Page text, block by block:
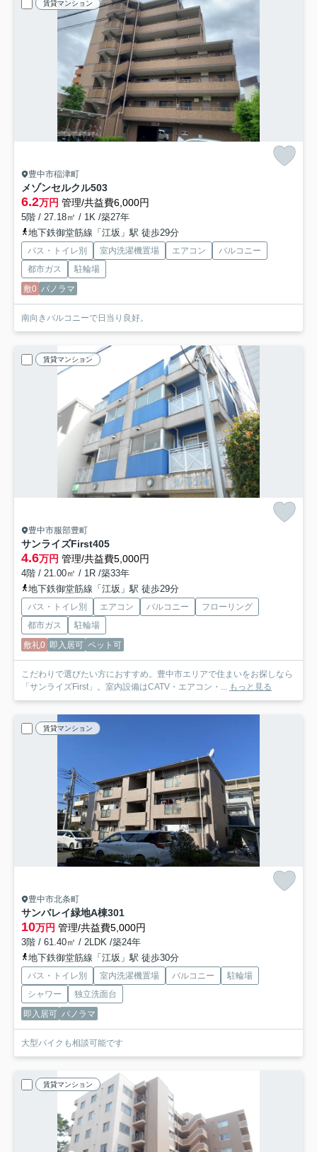
賃貸マンション
豊中市稲津町
メゾンセルクル503
6.2万円 管理/共益費6,000円
5階 / 27.18㎡ / 1K /築27年
地下鉄御堂筋線「江坂」駅 徒歩29分
バス・トイレ別 室内洗濯機置場 エアコン
バルコニー
都市ガス
駐輪場
敷0 パノラマ
南向きバルコニーで日当り良好。
賃貸マンション
豊中市服部豊町
サンライズFirst405
4.6万円 管理/共益費5,000円
4階 / 21.00㎡ / 1R /築33年
地下鉄御堂筋線「江坂」駅 徒歩29分
バス・トイレ別 エアコン バルコニー
フローリング
都市ガス
駐輪場
敷礼0 即入居可 ペット可
こだわりで選びたい方におすすめ。豊中市エリアで住まいをお探しなら
「サンライズFirst」。室内設備はCATV・エアコン・... もっと見る
賃貸マンション
豊中市北条町
サンバレイ緑地A棟301
10万円 管理/共益費5,000円
3階 / 61.40㎡ / 2LDK /築24年
地下鉄御堂筋線「江坂」駅 徒歩30分
バス・トイレ別 室内洗濯機置場 バルコニー
駐輪場
シャワー
独立洗面台
即入居可 パノラマ
大型バイクも相談可能です
賃貸マンション